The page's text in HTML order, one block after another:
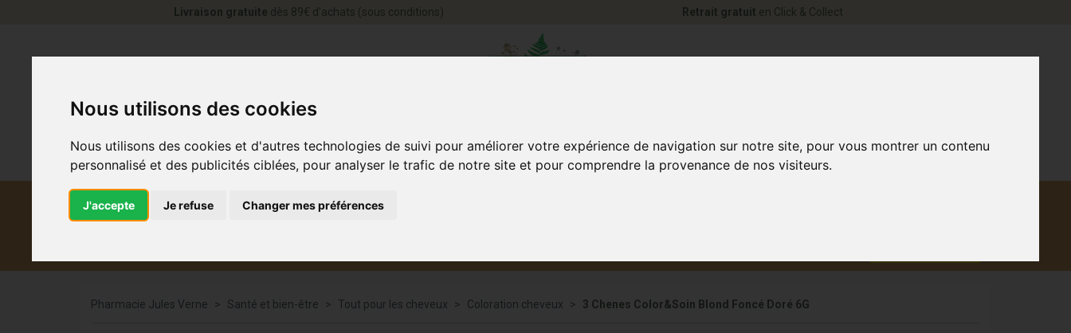
Nous utilisons des cookies
Nous utilisons des cookies et d'autres technologies de suivi pour améliorer votre expérience de navigation sur notre site, pour vous montrer un contenu
personnalisé et des publicités ciblées, pour analyser le trafic de notre site et pour comprendre la provenance de nos visiteurs.
J'accepte Je refuse Changer mes préférences
Livraison gratuite dès 89€ d’achats (sous conditions) Retrait gratuit en Click & Collect
Pharmacie Jules Verne Santé et bien-être Tout pour les cheveux Coloration cheveux 3 Chenes Color&Soin Blond Foncé Doré 6G